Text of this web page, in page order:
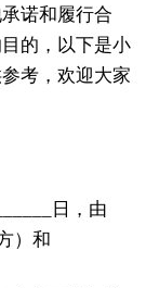
诺和履行合
的，以下是小
考，欢迎大家
日，由
）和